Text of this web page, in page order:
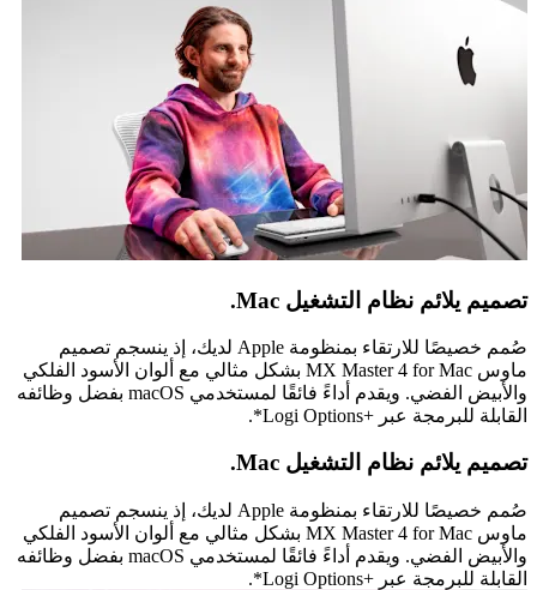
تصميم يلائم نظام التشغيل Mac.
صُمم خصيصًا للارتقاء بمنظومة Apple لديك، إذ ينسجم تصميم
ماوس MX Master 4 for Mac بشكل مثالي مع ألوان الأسود الفلكي
والأبيض الفضي. ويقدم أداءً فائقًا لمستخدمي macOS بفضل وظائفه
القابلة للبرمجة عبر Logi Options+‎*.
تصميم يلائم نظام التشغيل Mac.
صُمم خصيصًا للارتقاء بمنظومة Apple لديك، إذ ينسجم تصميم
ماوس MX Master 4 for Mac بشكل مثالي مع ألوان الأسود الفلكي
والأبيض الفضي. ويقدم أداءً فائقًا لمستخدمي macOS بفضل وظائفه
القابلة للبرمجة عبر Logi Options+‎*.